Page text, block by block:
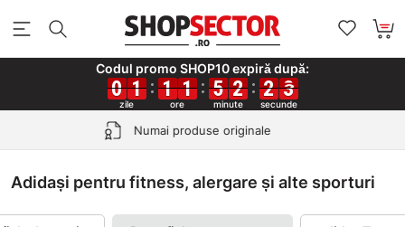
Codul promo SHOP10 expiră după:
0
0
0
0 1
1
1
1 1
1
1
1 1
1
1
1 5
5
5
5 2
2
2
2 2
2
2
2 1
2
1
2
Retur gratuit în 30 de zile
Adidași pentru fitness, alergare și alte sporturi